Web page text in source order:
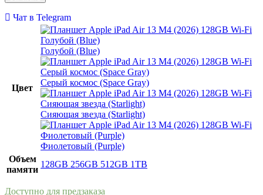
Чат в Telegram
Цвет
Голубой (Blue)
Серый космос (Space Gray)
Сияющая звезда (Starlight)
Фиолетовый (Purple)
Объем
памяти
128GB 256GB 512GB 1TB
Доступно для предзаказа